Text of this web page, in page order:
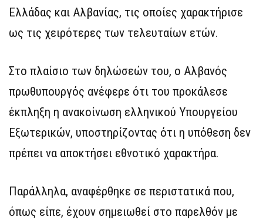
Ελλάδας και Αλβανίας, τις οποίες χαρακτήρισε
ως τις χειρότερες των τελευταίων ετών.
Στο πλαίσιο των δηλώσεών του, ο Αλβανός
πρωθυπουργός ανέφερε ότι του προκάλεσε
έκπληξη η ανακοίνωση ελληνικού Υπουργείου
Εξωτερικών, υποστηρίζοντας ότι η υπόθεση δεν
πρέπει να αποκτήσει εθνοτικό χαρακτήρα.
Παράλληλα, αναφέρθηκε σε περιστατικά που,
όπως είπε, έχουν σημειωθεί στο παρελθόν με